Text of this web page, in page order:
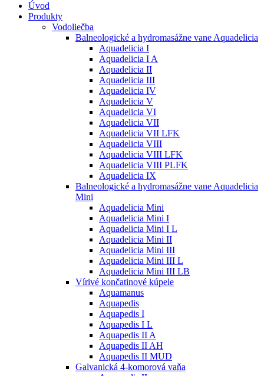
Úvod
Produkty
Vodoliečba
Balneologické a hydromasážne vane Aquadelicia
Aquadelicia I
Aquadelicia I A
Aquadelicia II
Aquadelicia III
Aquadelicia IV
Aquadelicia V
Aquadelicia VI
Aquadelicia VII
Aquadelicia VII LFK
Aquadelicia VIII
Aquadelicia VIII LFK
Aquadelicia VIII PLFK
Aquadelicia IX
Balneologické a hydromasážne vane Aquadelicia
Mini
Aquadelicia Mini
Aquadelicia Mini I
Aquadelicia Mini I L
Aquadelicia Mini II
Aquadelicia Mini III
Aquadelicia Mini III L
Aquadelicia Mini III LB
Vírivé končatinové kúpele
Aquamanus
Aquapedis
Aquapedis I
Aquapedis I L
Aquapedis II A
Aquapedis II AH
Aquapedis II MUD
Galvanická 4-komorová vaňa